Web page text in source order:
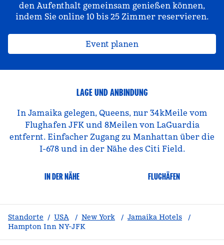
den Aufenthalt gemeinsam genießen können,
indem Sie online 10 bis 25 Zimmer reservieren.
Event planen
LAGE UND ANBINDUNG
In Jamaika gelegen, Queens, nur 34kMeile vom
Flughafen JFK und 8Meilen von LaGuardia
entfernt. Einfacher Zugang zu Manhattan über die
I-678 und in der Nähe des Citi Field.
IN DER NÄHE FLUGHÄFEN
Standorte / USA / New York / Jamaika Hotels
/
Hampton Inn NY-JFK